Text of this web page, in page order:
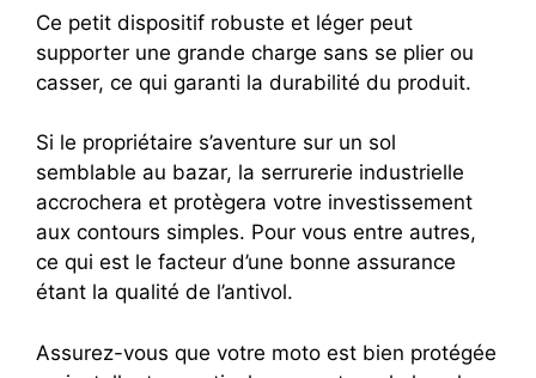
Ce petit dispositif robuste et léger peut
supporter une grande charge sans se plier ou
casser, ce qui garanti la durabilité du produit.
Si le propriétaire s’aventure sur un sol
semblable au bazar, la serrurerie industrielle
accrochera et protègera votre investissement
aux contours simples. Pour vous entre autres,
ce qui est le facteur d’une bonne assurance
étant la qualité de l’antivol.
Assurez-vous que votre moto est bien protégée